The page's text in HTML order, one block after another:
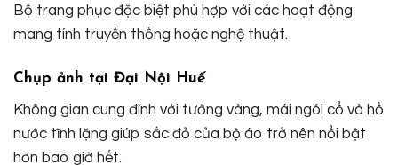
Bộ trang phục đặc biệt phù hợp với các hoạt động
mang tính truyền thống hoặc nghệ thuật.
Chụp ảnh tại Đại Nội Huế
Không gian cung đình với tường vàng, mái ngói cổ và hồ
nước tĩnh lặng giúp sắc đỏ của bộ áo trở nên nổi bật
hơn bao giờ hết.